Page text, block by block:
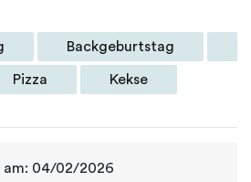
Backgeburtstag
Pizza Kekse
04/02/2026